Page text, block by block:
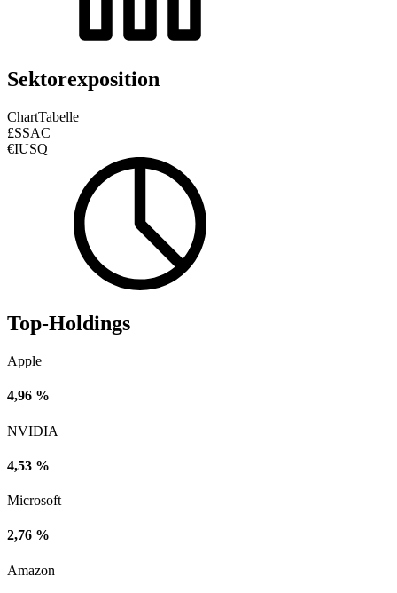
Sektorexposition
ChartTabelle
£SSAC
€IUSQ
Top-Holdings
Apple
4,96 %
NVIDIA
4,53 %
Microsoft
2,76 %
Amazon